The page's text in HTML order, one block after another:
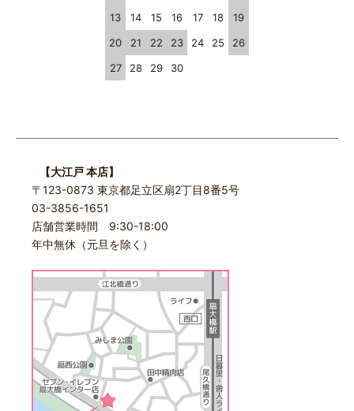
13
14 15 16 17 18
19
20
21 22 23 24 25
26
27
28 29 30
【大江戸 本店】
〒123-0873 東京都足立区扇2丁目8番5号
03-3856-1651
店舗営業時間 9:30-18:00
年中無休（元旦を除く）